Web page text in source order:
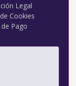
Legal
Cookies
Pago